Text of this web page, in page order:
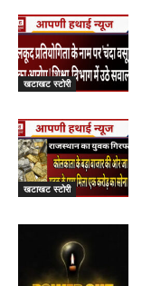
खटाखट स्टोरी
खटाखट स्टोरी